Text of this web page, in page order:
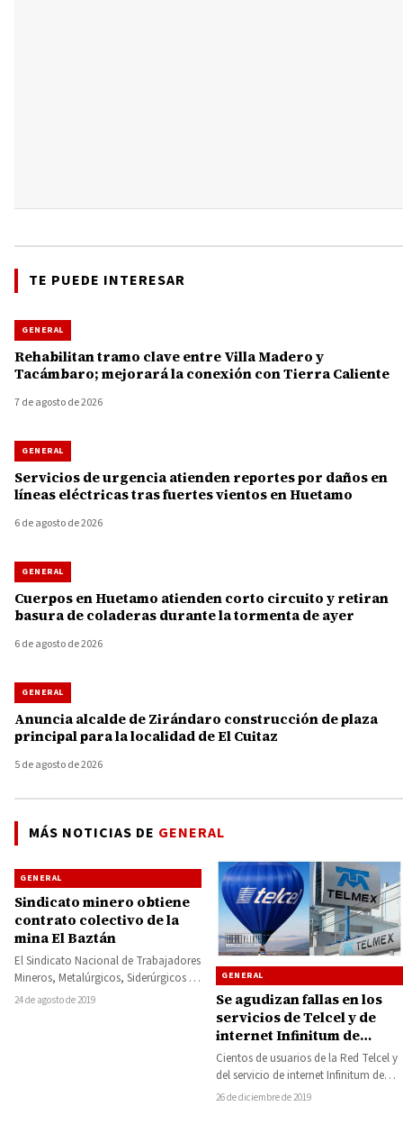
TE PUEDE INTERESAR
GENERAL
Rehabilitan tramo clave entre Villa Madero y
Tacámbaro; mejorará la conexión con Tierra Caliente
7 de agosto de 2026
GENERAL
Servicios de urgencia atienden reportes por daños en
líneas eléctricas tras fuertes vientos en Huetamo
6 de agosto de 2026
GENERAL
Cuerpos en Huetamo atienden corto circuito y retiran
basura de coladeras durante la tormenta de ayer
6 de agosto de 2026
GENERAL
Anuncia alcalde de Zirándaro construcción de plaza
principal para la localidad de El Cuitaz
5 de agosto de 2026
MÁS NOTICIAS DE GENERAL
GENERAL
Sindicato minero obtiene
contrato colectivo de la
mina El Baztán
El Sindicato Nacional de Trabajadores
Mineros, Metalúrgicos, Siderúrgicos y
Similares de la República Mexicana
24 de agosto de 2019
GENERAL
Se agudizan fallas en los
servicios de Telcel y de
internet Infinitum de
Telmex en Huetamo y la
región
Cientos de usuarios de la Red Telcel y
del servicio de internet Infinitum de
Telmex en Huetamo y…
26 de diciembre de 2019